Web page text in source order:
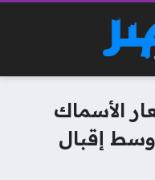
الأسماك
إقبال